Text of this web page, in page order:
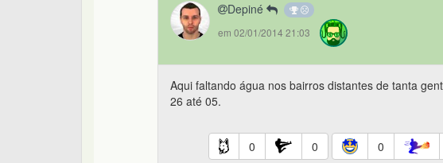
Depiné
em 02/01/2014 21:03
Aqui faltando água nos bairros distantes de tanta
26 até 05.
0 0 0